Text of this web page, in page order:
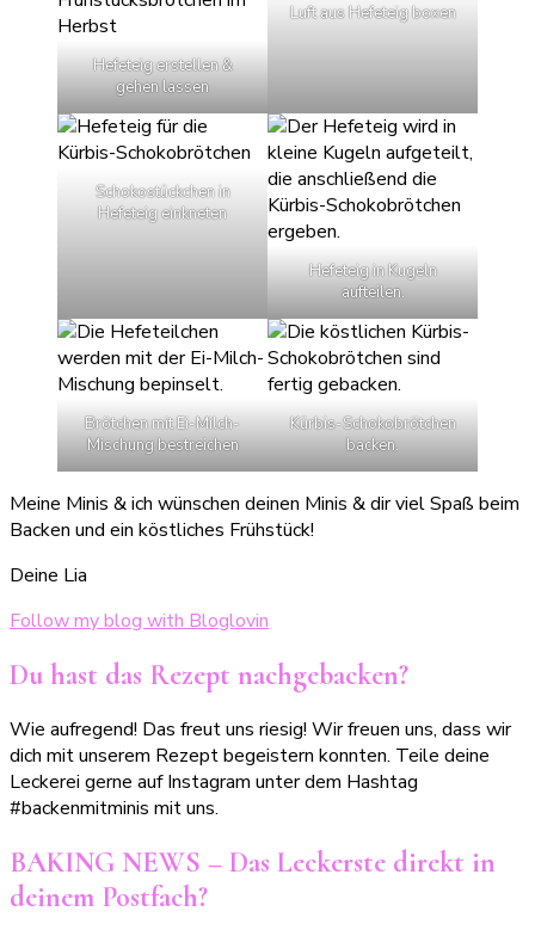
Hefeteig erstellen &
gehen lassen
Luft aus Hefeteig boxen
Schokostückchen in
Hefeteig einkneten
Hefeteig in Kugeln
aufteilen.
Brötchen mit Ei-Milch-
Mischung bestreichen
Kürbis-Schokobrötchen
backen.
Meine Minis & ich wünschen deinen Minis & dir viel Spaß beim
Backen und ein köstliches Frühstück!
Deine Lia
Follow my blog with Bloglovin
Du hast das Rezept nachgebacken?
Wie aufregend! Das freut uns riesig! Wir freuen uns, dass wir
dich mit unserem Rezept begeistern konnten. Teile deine
Leckerei gerne auf Instagram unter dem Hashtag
#backenmitminis mit uns.
BAKING NEWS – Das Leckerste direkt in
deinem Postfach?